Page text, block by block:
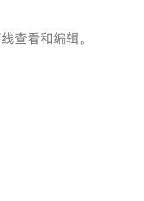
查看和编辑。